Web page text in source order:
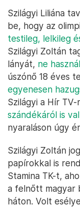
Szilágyi Liliána
be, hogy az
testileg, lelkileg
Szilágyi Zoltán
lányát, ne
úszónő 18 éves
egyenesen
Szilágyi a Hír
szándékáról is
nyaraláson úgy
Szilágyi Zoltán
papírokkal is
Stamina TK-t,
a felnőtt magyar
háton. Volt